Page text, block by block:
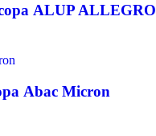
ALUP ALLEGRO
Abac Micron